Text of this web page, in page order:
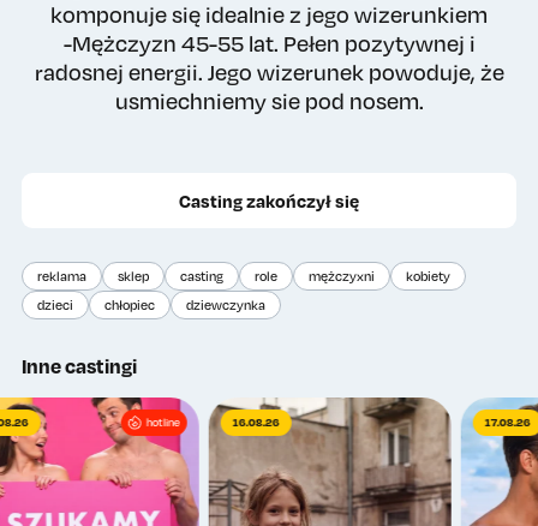
komponuje się idealnie z jego wizerunkiem
-Mężczyzn 45-55 lat. Pełen pozytywnej i
radosnej energii. Jego wizerunek powoduje, że
usmiechniemy sie pod nosem.
Casting zakończył się
reklama sklep casting role mężczyxni
kobiety
dzieci
chłopiec dziewczynka
Inne castingi
06.08.26 hotline 16.08.26